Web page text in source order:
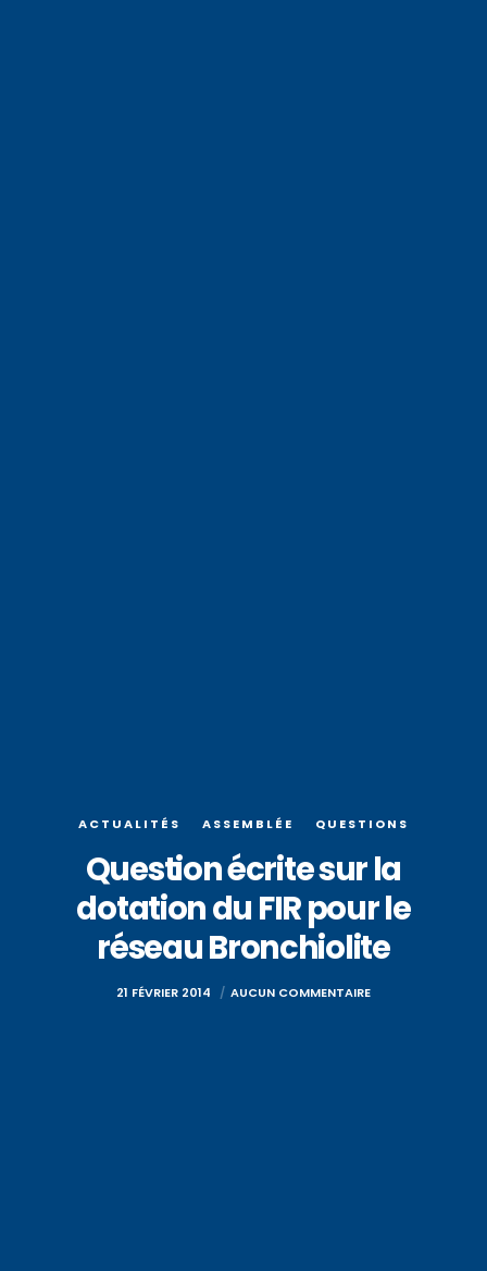
ACTUALITÉS ASSEMBLÉE QUESTIONS
Question écrite sur la
dotation du FIR pour le
réseau Bronchiolite
21 FÉVRIER 2014 AUCUN COMMENTAIRE